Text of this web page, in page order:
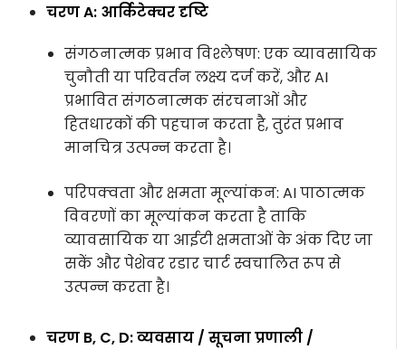
चरण A: आर्किटेक्चर दृष्टि
संगठनात्मक प्रभाव विश्लेषण: एक व्यावसायिक
चुनौती या परिवर्तन लक्ष्य दर्ज करें, और AI
प्रभावित संगठनात्मक संरचनाओं और
हितधारकों की पहचान करता है, तुरंत प्रभाव
मानचित्र उत्पन्न करता है।
परिपक्वता और क्षमता मूल्यांकन: AI पाठात्मक
विवरणों का मूल्यांकन करता है ताकि
व्यावसायिक या आईटी क्षमताओं के अंक दिए जा
सकें और पेशेवर रडार चार्ट स्वचालित रूप से
उत्पन्न करता है।
चरण B, C, D: व्यवसाय / सूचना प्रणाली /